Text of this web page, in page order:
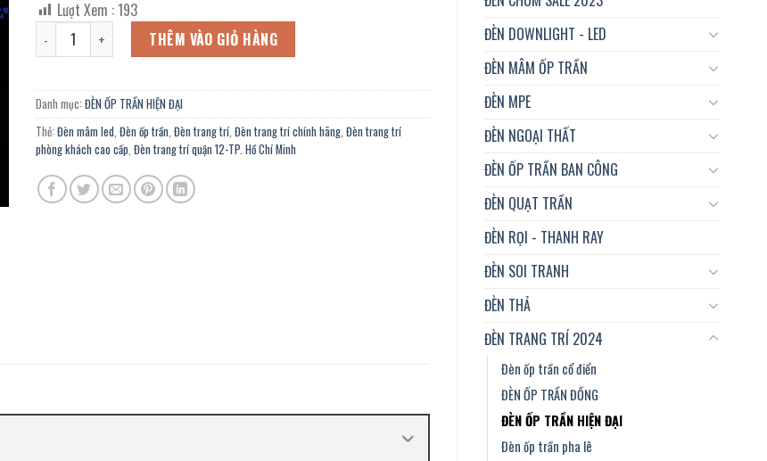
ĐÈN DOWNLIGHT - LED
ĐÈN MÂM ỐP TRẦN
ĐÈN MPE
ĐÈN NGOẠI THẤT
ĐÈN ỐP TRẦN BAN CÔNG
ĐÈN QUẠT TRẦN
ĐÈN RỌI - THANH RAY
ĐÈN SOI TRANH
ĐÈN THẢ
ĐÈN TRANG TRÍ 2024
Đèn ốp trần cổ điển
ĐÈN ỐP TRẦN ĐỒNG
ĐÈN ỐP TRẦN HIỆN ĐẠI
Đèn ốp trần pha lê
là:
7.022.400 ₫.
tại
là:
3.862.000 ₫.
Lượt Xem :193
Đèn mâm led hiện đại OZ-850K trang trí phòng khách, văn phòng công ty, nhà hàng…vvv số lượng
THÊM VÀO GIỎ HÀNG
Danh mục: ĐÈN ỐP TRẦN HIỆN ĐẠI
Thẻ: Đèn mâm led Đèn ốp trần Đèn trang trí Đèn trang trí chính hãng Đèn trang trí
phòng khách cao cấp Đèn trang trí quận 12-TP. Hồ Chí Minh